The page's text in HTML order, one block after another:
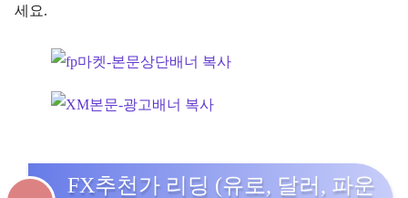
세요.
FX추천가 리딩 (유로, 달러, 파운